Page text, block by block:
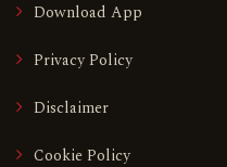
Download App
Privacy Policy
Disclaimer
Cookie Policy